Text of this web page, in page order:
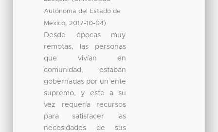
Autónoma del Estado de
México, 2017-10-04)
Desde épocas muy
remotas, las personas
que vivían en
comunidad, estaban
gobernadas por un ente
supremo, y este a su
vez requería recursos
para satisfacer las
necesidades de sus